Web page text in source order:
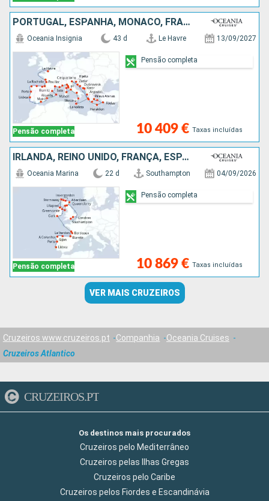
PORTUGAL, ESPANHA, MÔNACO, FRANÇA, MALTA, ALBÂNIA, MONTENEGRO, ITÁLIA, CROÁCIA, GRÉCIA
Pensão completa
Oceania Insignia 43 d Le Havre 13/09/2027
10 409 € Taxas incluídas
Pensão completa
IRLANDA, REINO UNIDO, FRANÇA, ESPANHA, PORTUGAL
Pensão completa
Oceania Marina 22 d Southampton 04/09/2026
10 869 € Taxas incluídas
Pensão completa
VER MAIS CRUZEIROS
Cruzeiros www.cruzeiros.pt Companhia
Oceania Cruises
Cruzeiros Atlantico
CRUZEIROS.PT
Os destinos mais procurados
Cruzeiros pelo Mediterrâneo
Cruzeiros pelas Ilhas Gregas
Cruzeiros pelo Caribe
Cruzeiros pelos Fiordes e Escandinávia